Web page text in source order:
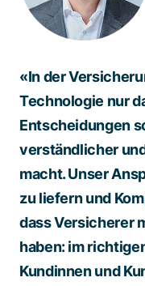
«In der
Technologie nur
Entscheidungen
verständlicher
macht. Unser
zu liefern und
dass Versicherer
haben: im
Kundinnen und